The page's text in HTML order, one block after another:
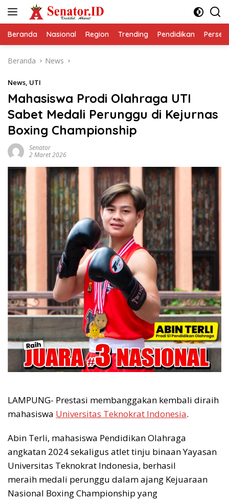
Beranda Nasional Region Trending Pendidikan
Beranda News
News, UTI
Mahasiswa Prodi Olahraga UTI
Sabet Medali Perunggu di Kejurnas
Boxing Championship
Senator
2 Maret 2026
LAMPUNG- Prestasi membanggakan kembali diraih
mahasiswa Universitas Teknokrat Indonesia.
Abin Terli, mahasiswa Pendidikan Olahraga
angkatan 2024 sekaligus atlet tinju binaan Yayasan
Universitas Teknokrat Indonesia, berhasil
meraih medali perunggu dalam ajang Kejuaraan
Nasional Boxing Championship yang